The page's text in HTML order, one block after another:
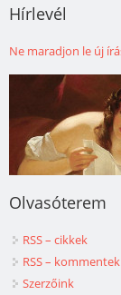
Hírlevél
Ne maradjon le új
Olvasóterem
RSS – cikkek
RSS – kommentek
Szerzőink